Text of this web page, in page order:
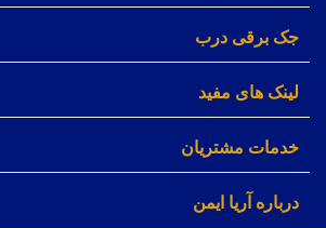
جک برقی درب
لینک های مفید
خدمات مشتریان
درباره آریا ایمن